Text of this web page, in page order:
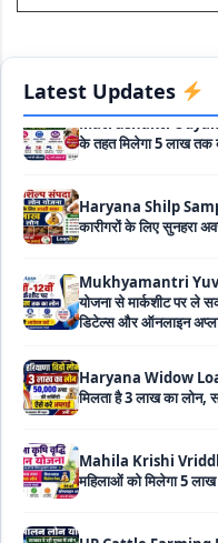
Latest Updates
Matrushakti
के तहत मिलेगा 5 लाख
Haryana Shilp
Mukhyamantri
योजना से मार्कशीट पर
Haryana Widow
मिलता है 3 लाख का लोन,
Mahila Krishi
UP Cattle Farming